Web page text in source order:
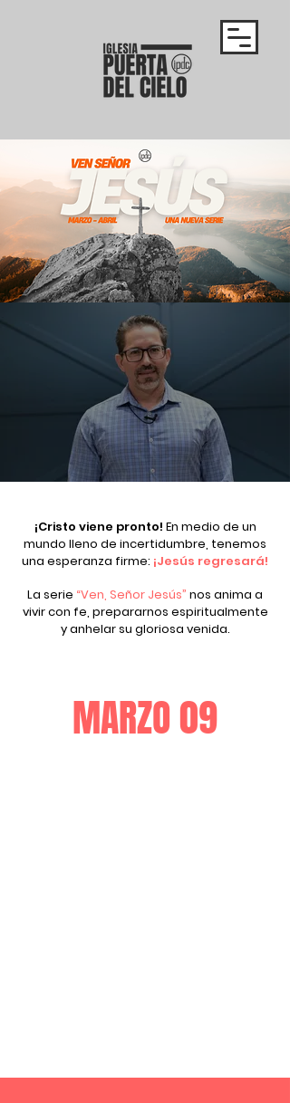
¡Cristo viene pronto! En medio de un
mundo lleno de incertidumbre, tenemos
una esperanza firme: ¡Jesús regresará!
La serie “Ven, Señor Jesús” nos anima a
vivir con fe, prepararnos espiritualmente
y anhelar su gloriosa venida.
MARZO 09